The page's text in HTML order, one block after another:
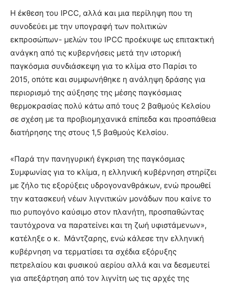
Η έκθεση του IPCC, αλλά και μια περίληψη που τη
συνοδεύει με την υπογραφή των πολιτικών
εκπροσώπων- μελών του IPCC προέκυψε ως επιτακτική
ανάγκη από τις κυβερνήσεις μετά την ιστορική
παγκόσμια συνδιάσκεψη για το κλίμα στο Παρίσι το
2015, οπότε και συμφωνήθηκε η ανάληψη δράσης για
περιορισμό της αύξησης της μέσης παγκόσμιας
θερμοκρασίας πολύ κάτω από τους 2 βαθμούς Κελσίου
σε σχέση με τα προβιομηχανικά επίπεδα και προσπάθεια
διατήρησης της στους 1,5 βαθμούς Κελσίου.
«Παρά την πανηγυρική έγκριση της παγκόσμιας
Συμφωνίας για το κλίμα, η ελληνική κυβέρνηση στηρίζει
με ζήλο τις εξορύξεις υδρογονανθράκων, ενώ προωθεί
την κατασκευή νέων λιγνιτικών μονάδων που καίνε το
πιο ρυπογόνο καύσιμο στον πλανήτη, προσπαθώντας
ταυτόχρονα να παρατείνει και τη ζωή υφιστάμενων»,
κατέληξε ο κ. Μάντζαρης, ενώ κάλεσε την ελληνική
κυβέρνηση να τερματίσει τα σχέδια εξόρυξης
πετρελαίου και φυσικού αερίου αλλά και να δεσμευτεί
για απεξάρτηση από τον λιγνίτη ως τις αρχές της